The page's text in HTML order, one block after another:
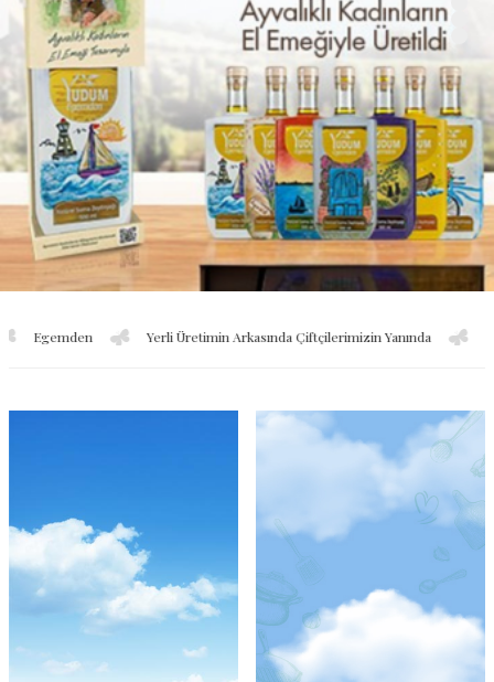
Yerli Üretimin Arkasında Çiftçilerimizin Yanında Sırma